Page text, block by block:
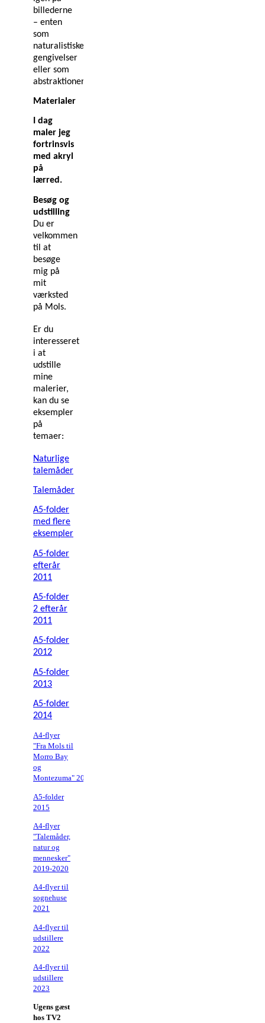
billederne
– enten
som
naturalistiske
gengivelser
eller som
abstraktioner.
Materialer
I dag
maler jeg
fortrinsvis
med akryl
på
lærred.
Besøg og
udstilling
Du er
velkommen
til at
besøge
mig på
mit
værksted
på Mols.
Er du
interesseret
i at
udstille
mine
malerier,
kan du se
eksempler
på
temaer:
Naturlige
talemåder
Talemåder
A5-folder
med flere
eksempler
A5-folder
efterår
2011
A5-folder
2 efterår
2011
A5-folder
2012
A5-folder
2013
A5-folder
2014
A4-flyer
"Fra Mols til
Morro Bay
og
Montezuma" 2014
A5-folder
2015
A4-flyer
"Talemåder,
natur og
mennesker"
2019-2020
A4-flyer til
sognehuse
2021
A4-flyer til
udstillere
2022
A4-flyer til
udstillere
2023
Ugens gæst
hos TV2